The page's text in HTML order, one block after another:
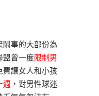
事的大部份為
盟曾一度限制男
費讓女人和小孩
週 ，對男性球迷